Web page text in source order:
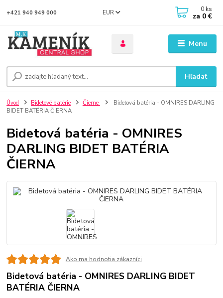
Menu
EUR
Hľadať
+421 940 949 000 0 ks
za 0 €
Úvod Bidetové batérie Čierne
Bidetová batéria - OMNIRES DARLING
BIDET BATÉRIA ČIERNA
Bidetová batéria - OMNIRES
DARLING BIDET BATÉRIA
ČIERNA
Ako ma hodnotia zákazníci
Bidetová batéria - OMNIRES DARLING BIDET
BATÉRIA ČIERNA